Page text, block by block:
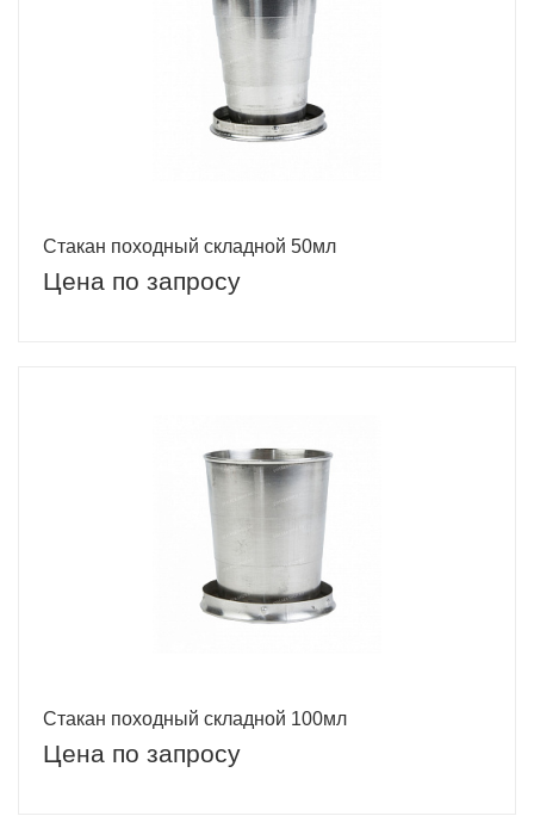
Стакан походный складной 50мл
Цена по запросу
Стакан походный складной 100мл
Цена по запросу